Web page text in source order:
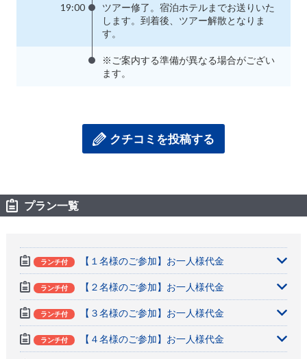
19:00
ツアー修了。宿泊ホテルまでお送りいた
します。到着後、ツアー解散となりま
す。
※ご案内する準備が異なる場合がござい
ます。
クチコミを投稿する
プラン一覧
ランチ付 【１名様のご参加】お一人様代金
ランチ付 【２名様のご参加】お一人様代金
ランチ付 【３名様のご参加】お一人様代金
ランチ付 【４名様のご参加】お一人様代金